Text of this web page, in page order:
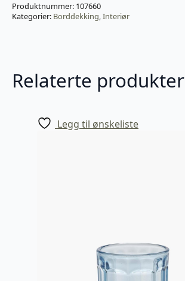
Produktnummer: 107660
Kategorier: Borddekking,Interiør
Relaterte produkter
Legg til ønskeliste